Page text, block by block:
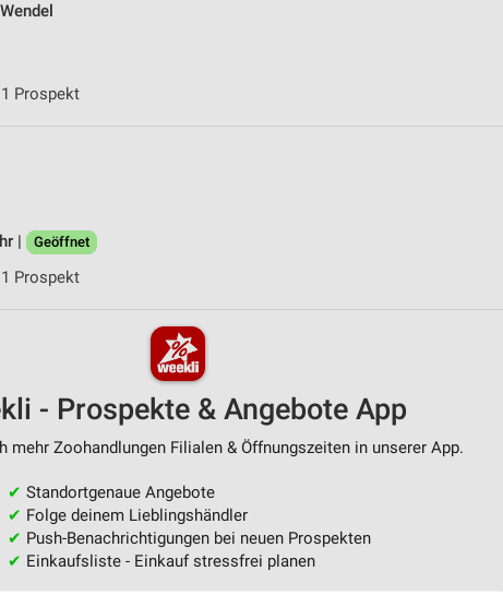
Prospekt
|
Geöffnet
Prospekt
- Prospekte & Angebote App
mehr Zoohandlungen Filialen & Öffnungszeiten in unserer App.
✔ Standortgenaue Angebote
✔ Folge deinem Lieblingshändler
✔ Push-Benachrichtigungen bei neuen Prospekten
✔ Einkaufsliste - Einkauf stressfrei planen